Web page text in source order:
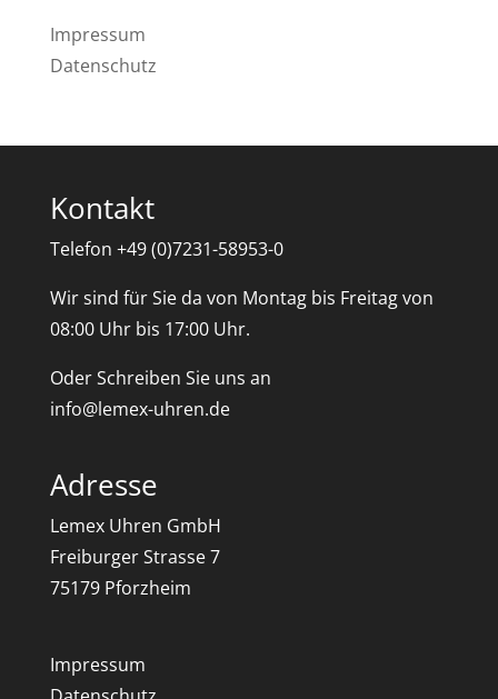
Impressum
Datenschutz
Kontakt
Telefon +49 (0)7231-58953-0
Wir sind für Sie da von Montag bis Freitag von
08:00 Uhr bis 17:00 Uhr.
Oder Schreiben Sie uns an
info@lemex-uhren.de
Adresse
Lemex Uhren GmbH
Freiburger Strasse 7
75179 Pforzheim
Impressum